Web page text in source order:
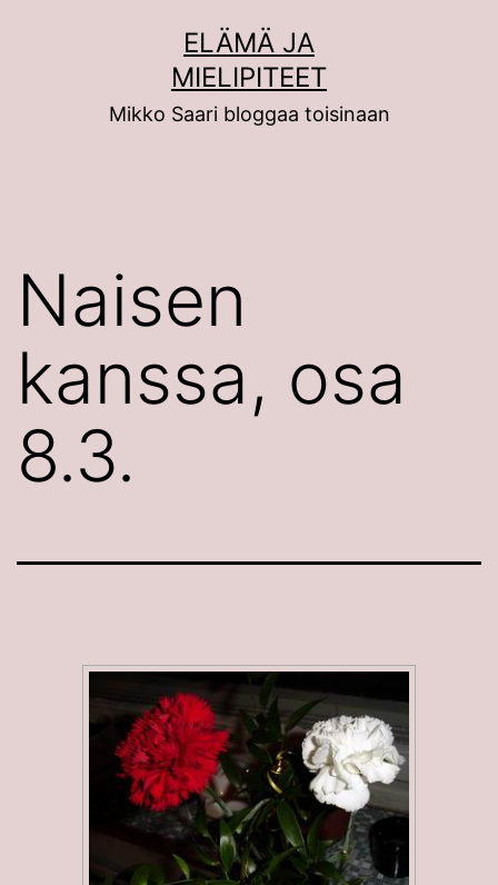
ELÄMÄ JA
MIELIPITEET
Mikko Saari bloggaa toisinaan
Naisen
kanssa, osa
8.3.